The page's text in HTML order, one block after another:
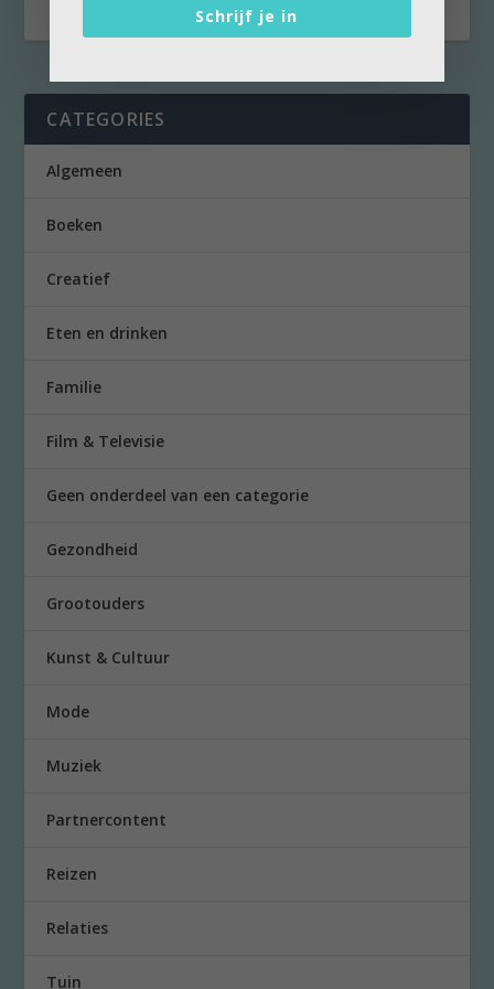
CATEGORIES
Algemeen
Boeken
Creatief
Eten en drinken
Familie
Film & Televisie
Geen onderdeel van een categorie
Gezondheid
Grootouders
Kunst & Cultuur
Mode
Muziek
Partnercontent
Reizen
Relaties
Tuin
Schrijf je in